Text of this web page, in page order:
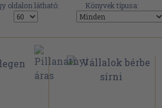
oldalon látható: Könyvek típusa: